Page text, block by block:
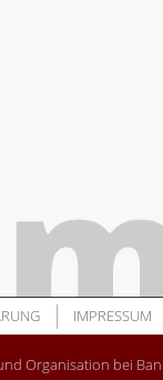
IMPRESSUM
Organisation bei